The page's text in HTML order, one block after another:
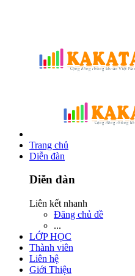
Trang chủ
Diễn đàn
Diễn đàn
Liên kết nhanh
Đăng chủ đề
...
LỚP HỌC
Thành viên
Liên hệ
Giới Thiệu